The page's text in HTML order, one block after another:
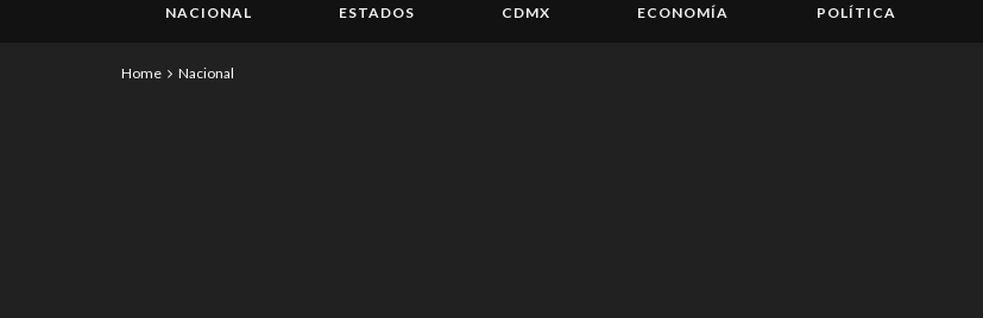
NACIONAL ESTADOS CDMX ECONOMÍA POLÍTICA
Home Nacional